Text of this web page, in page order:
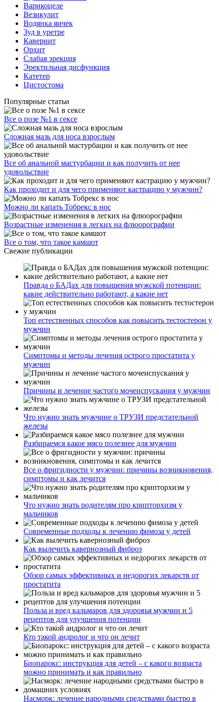
Варикоцеле
Везикулит
Водянка яичек
Зуд в уретре
Кавернит
Орхит
Слабая эрекция
Эректильная дисфункция
Катетер
Цистостома
Популярные статьи
Все о позе №1 в сексе
Сложная мазь для носа взрослым
Все об анальной мастурбации и как получить от нее
удовольствие
Как проходит и для чего применяют кастрацию у мужчин?
Можно ли капать Тобрекс в нос
Возрастные изменения в легких на флюорографии
Все о том, что такое камшот
Свежие публикации
Правда о БАДах для повышения мужской потенции:
какие действительно работают, а какие нет
Топ естественных способов как повысить тестостерон у
мужчин
Симптомы и методы лечения острого простатита у
мужчин
Причины и лечение частого мочеиспускания у мужчин
Что нужно знать мужчине о ТРУЗИ предстательной
железы
Разбираемся какое мясо полезнее для мужчин
Все о фригидности у мужчин: причины возникновения,
симптомы и как лечится
Что нужно знать родителям про крипторхизм у
мальчиков
Современные подходы к лечению фимоза у детей
Как вылечить кавернозный фиброз
Обзор самых эффективных и недорогих лекарств от
простатита
Польза и вред кальмаров для здоровья мужчин и 5
рецептов для улучшения потенции
Кто такой андролог и что он лечит
Биопарокс: инструкция для детей – с какого возраста
можно принимать и как правильно
Насморк: лечение народными средствами быстро в